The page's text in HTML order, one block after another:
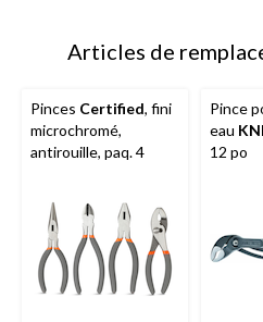
Articles de
Pinces Certified, fini
microchromé,
antirouille, paq. 4
Pince
eau
12 po